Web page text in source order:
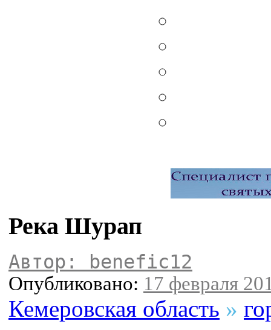
Река Шурап
Автор: benefic12
Опубликовано: 17 февраля
Кемеровская область »